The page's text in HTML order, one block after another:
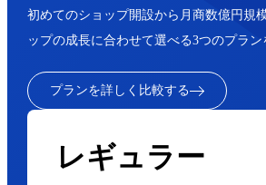
初めてのショップ開設から月商数億円規
ップの成長に合わせて選べる3つのプラン
プランを詳しく比較する
レギュラー